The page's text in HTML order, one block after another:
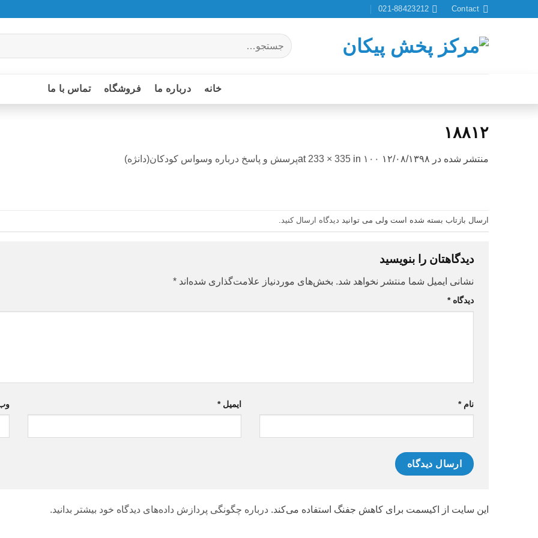
Contact
021-88423212
جستجو
برای:
خانه درباره ما فروشگاه تماس با ما
۱۸۸۱۲
منتشر شده در ۱۲/۰۸/۱۳۹۸ 233 × 335 in ۱۰۰پرسش و پاسخ درباره وسواس کودکان(دانژه)
ارسال بازتاب بسته شده است ولی می توانید دیدگاه ارسال کنید
دیدگاهتان را بنویسید
نشانی ایمیل شما منتشر نخواهد شد. بخش‌های موردنیاز علامت‌گذاری شده‌اند *
دیدگاه*
نام* ایمیل*
این سایت از اکیسمت برای کاهش جفنگ استفاده می‌کند. درباره چگونگی پردازش داده‌های دیدگاه خود بیشتر بدانید.